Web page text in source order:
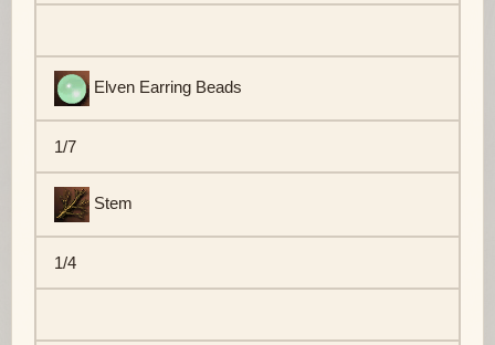
Elven Earring Beads
1/7
Stem
1/4